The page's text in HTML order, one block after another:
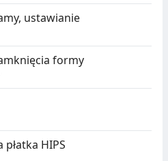
ustawianie
formy
HIPS